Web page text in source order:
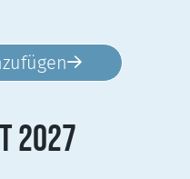

2027